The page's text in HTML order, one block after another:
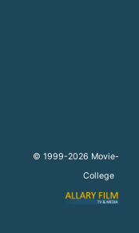
© 1999-2026 Movie-
College